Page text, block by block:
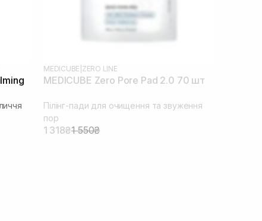
MEDICUBE ZERO LINE
MEDICUBE Zero Pore Pad 2.0 70 шт
Пілінг-пади для очищення та звуження
пор
1 318₴1 550₴